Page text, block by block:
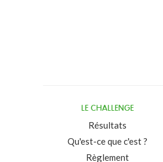
LE CHALLENGE
Résultats
Qu'est-ce que c'est ?
Règlement